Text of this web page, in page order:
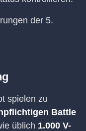
der 5.
spielen zu
Battle
üblich 1.000 V-